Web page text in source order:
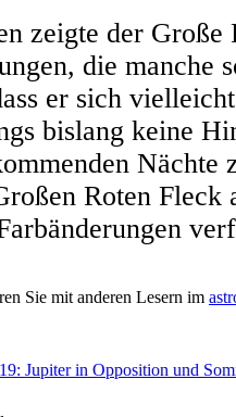
zeigte der Große
die manche
er sich
bislang keine
Nächte
Roten Fleck
Sie mit anderen Lesern im
Jupiter in Opposition und